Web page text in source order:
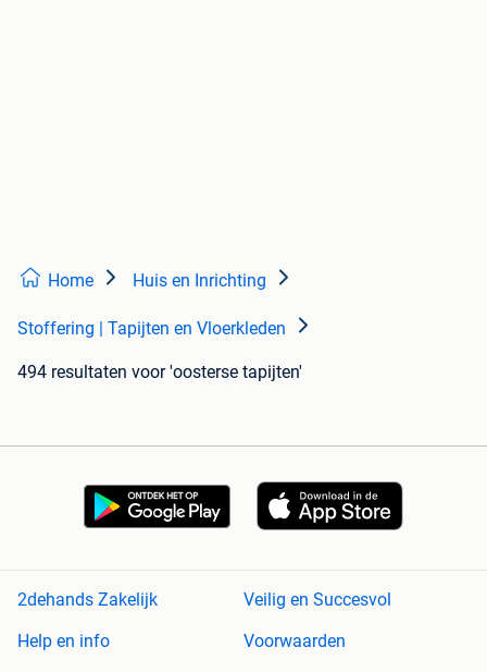
Home Huis en Inrichting
Stoffering | Tapijten en Vloerkleden
494 resultaten voor 'oosterse tapijten'
2dehands Zakelijk
Veilig en Succesvol
Help en info
Voorwaarden